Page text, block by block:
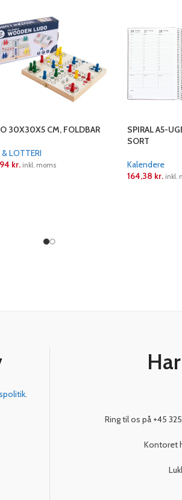
30X30X5 CM, FOLDBAR
& LOTTERI
kr. inkl. moms
SPIRAL A5-
SORT
Kalendere
164,38 kr. inkl.
.
Ring til os på +45
Kontoret